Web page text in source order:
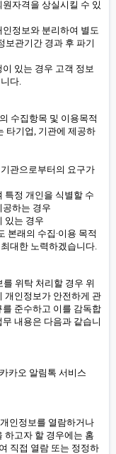
자격을 상실시킬 수 있
정보와 분리하여 별도
보관기간 경과 후 파기
있는 경우 고객 정보
다.
수집항목 및 이용목적
타기업, 기관에 제공하
관으로부터의 요구가
특정 개인을 식별할 수
공하는 경우
있는 경우
본래의 수집∙이용 목적
대한 노력하겠습니다.
위탁 처리할 경우 위
개인정보가 안전하게 관
준수하고 이를 감독합
내용은 다음과 같습니
카오 알림톡 서비스
인정보를 열람하거나
하고자 할 경우에는 홈
직접 열람 또는 정정하